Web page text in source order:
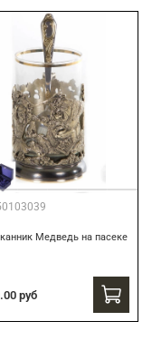
Медведь на пасеке
руб